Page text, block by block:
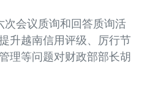
会议质询和回答质询活
升越南信用评级、厉行节
理等问题对财政部部长胡